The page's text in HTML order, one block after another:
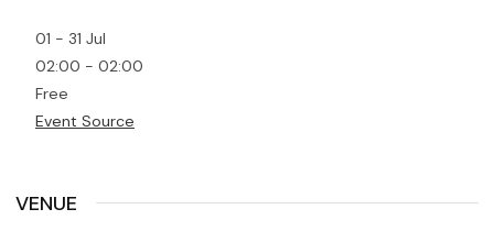
01 - 31 Jul
02:00 - 02:00
Free
Event Source
VENUE